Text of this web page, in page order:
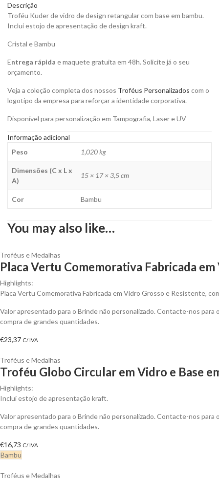
para
Personalizar
quantity
Descrição
Troféu Kuder de vidro de design retangular com base em bambu.
Inclui estojo de apresentação de design kraft.
Cristal e Bambu
Entrega rápida e maquete gratuita em 48h. Solicite já o seu
orçamento.
Veja a coleção completa dos nossos Troféus Personalizados com o
logotipo da empresa para reforçar a identidade corporativa.
Disponível para personalização em Tampografia, Laser e UV
Informação adicional
Peso
1,020 kg
Dimensões (C x L x
A)
15 × 17 × 3,5 cm
Cor Bambu
You may also like…
Troféus e Medalhas
Placa Vertu Comemorativa Fabricada
Highlights:
Placa Vertu Comemorativa Fabricada em Vidro Grosso e Resistente,
Valor apresentado para o Brinde não personalizado. Contacte-nos para
compra de grandes quantidades.
€23,37 C/ IVA
Troféus e Medalhas
Troféu Globo Circular em Vidro e Base
Highlights:
Inclui estojo de apresentação kraft.
Valor apresentado para o Brinde não personalizado. Contacte-nos para
compra de grandes quantidades.
€16,73 C/ IVA
Bambu
Troféus e Medalhas